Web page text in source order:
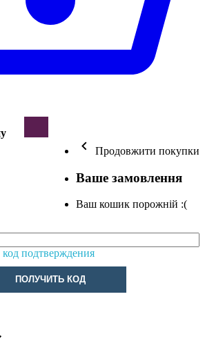
Продовжити покупки
Ваше замовлення
Ваш кошик порожній :(
подтверждения
ПОЛУЧИТЬ КОД